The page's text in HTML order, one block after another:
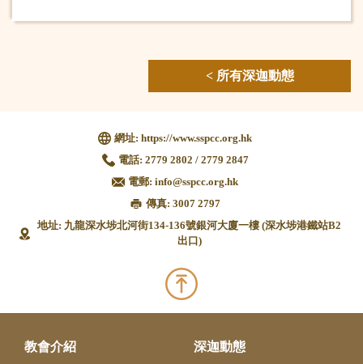
< 所有深迦動態
網址: https://www.sspcc.org.hk
電話: 2779 2802 / 2779 2847
電郵: info@sspcc.org.hk
傳真: 3007 2797
地址: 九龍深水埗北河街134-136號銀河大廈一樓 (深水埗港鐵站B2
出口)
教會介紹 深迦動態